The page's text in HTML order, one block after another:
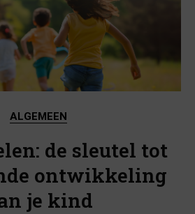
ALGEMEEN
de sleutel tot
ontwikkeling
je kind